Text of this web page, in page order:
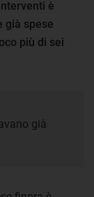
è
già spese
più di sei
già